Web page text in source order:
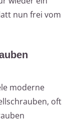
nun frei vom
moderne
oft